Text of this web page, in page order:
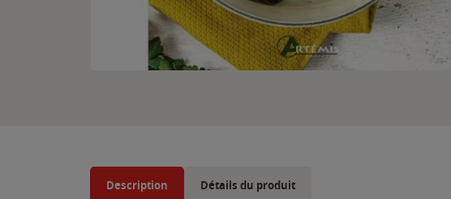
Description Détails du produit